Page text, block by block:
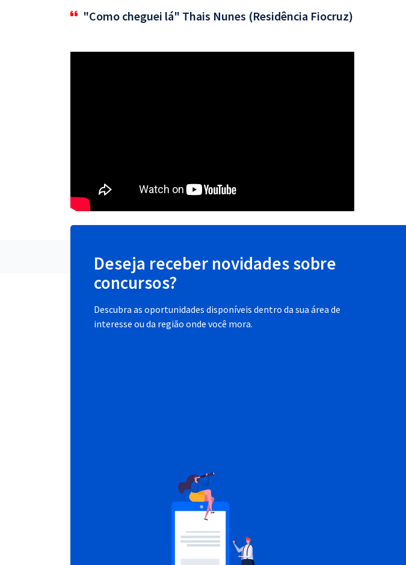
"Como cheguei lá" Thais Nunes (Residência Fiocruz)
Deseja receber novidades sobre
concursos?
Descubra as oportunidades disponíveis dentro da sua área de
interesse ou da região onde você mora.